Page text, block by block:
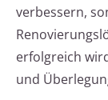
verbessern,
erfolgreich
und